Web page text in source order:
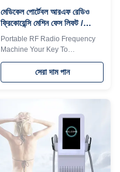
মেডিকেল পোর্টেবল আরএফ রেডিও
ফ্রিকোয়েন্সি মেশিন ফেস লিফট /
ত্বকের পুনরুজ্জীবনের জন্য
Portable RF Radio Frequency
Machine Your Key To
Successful Weight Loss In
Green Shell Top selling!! Top
selling!! best bipolar rf portable
electromagnetic muscle
stimulation 7 tesla device
portable RenaSculpt machine
for salon Product Description
What is HI-EMT ? HI-EMT
device designed for aesthetic
সেরা দাম পান